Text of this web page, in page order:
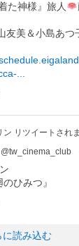
た神様』旅人
友美＆小島あつ
...
ン リツイートされ
@tw_cinema_club
ひみつ』
に読み込む